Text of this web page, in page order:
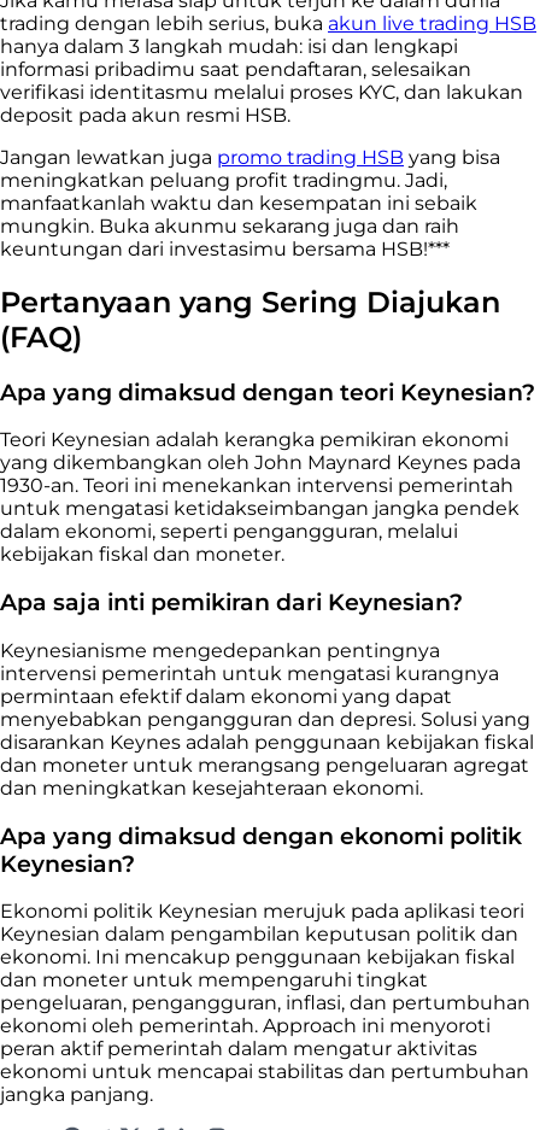
trading dengan lebih serius, buka akun live trading HSB
hanya dalam 3 langkah mudah: isi dan lengkapi
informasi pribadimu saat pendaftaran, selesaikan
verifikasi identitasmu melalui proses KYC, dan lakukan
deposit pada akun resmi HSB.
Jangan lewatkan juga promo trading HSB yang bisa
meningkatkan peluang profit tradingmu. Jadi,
manfaatkanlah waktu dan kesempatan ini sebaik
mungkin. Buka akunmu sekarang juga dan raih
keuntungan dari investasimu bersama HSB!***
Pertanyaan yang Sering Diajukan
(FAQ)
Apa yang dimaksud dengan teori Keynesian?
Teori Keynesian adalah kerangka pemikiran ekonomi
yang dikembangkan oleh John Maynard Keynes pada
1930-an. Teori ini menekankan intervensi pemerintah
untuk mengatasi ketidakseimbangan jangka pendek
dalam ekonomi, seperti pengangguran, melalui
kebijakan fiskal dan moneter.
Apa saja inti pemikiran dari Keynesian?
Keynesianisme mengedepankan pentingnya
intervensi pemerintah untuk mengatasi kurangnya
permintaan efektif dalam ekonomi yang dapat
menyebabkan pengangguran dan depresi. Solusi yang
disarankan Keynes adalah penggunaan kebijakan fiskal
dan moneter untuk merangsang pengeluaran agregat
dan meningkatkan kesejahteraan ekonomi.
Apa yang dimaksud dengan ekonomi politik
Keynesian?
Ekonomi politik Keynesian merujuk pada aplikasi teori
Keynesian dalam pengambilan keputusan politik dan
ekonomi. Ini mencakup penggunaan kebijakan fiskal
dan moneter untuk mempengaruhi tingkat
pengeluaran, pengangguran, inflasi, dan pertumbuhan
ekonomi oleh pemerintah. Approach ini menyoroti
peran aktif pemerintah dalam mengatur aktivitas
ekonomi untuk mencapai stabilitas dan pertumbuhan
jangka panjang.